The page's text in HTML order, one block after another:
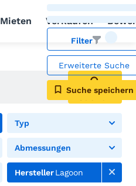
Mieten Verkaufen
Filter
Erweiterte Suche
Suche speichern
Suchen
Typ
Abmessungen
HerstellerLagoon